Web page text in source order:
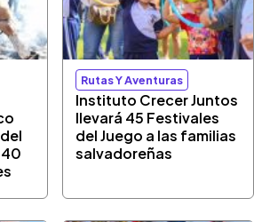
Rutas Y Aventuras
Instituto Crecer Juntos
llevará 45 Festivales
del Juego a las familias
salvadoreñas